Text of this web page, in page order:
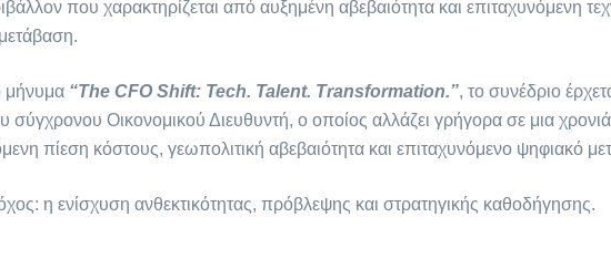
που χαρακτηρίζεται από αυξημένη αβεβαιότητα και επιταχυνόμενη
μήνυμα “The CFO Shift: Tech. Talent. Transformation.”, το συνέδριο
σύγχρονου Οικονομικού Διευθυντή, ο οποίος αλλάζει γρήγορα σε μια
πίεση κόστους, γεωπολιτική αβεβαιότητα και επιταχυνόμενο ψηφιακό
η ενίσχυση ανθεκτικότητας, πρόβλεψης και στρατηγικής καθοδήγησης.